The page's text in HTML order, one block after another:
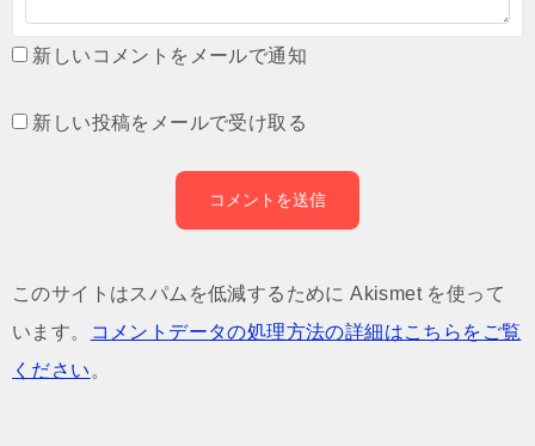
新しいコメントをメールで通知
新しい投稿をメールで受け取る
このサイトはスパムを低減するために Akismet を使って
います。
コメントデータの処理方法の詳細はこちらをご覧
ください。